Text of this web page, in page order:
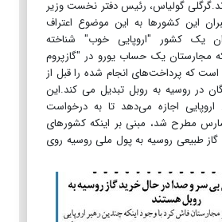
گولیاس، رئیس دفتر نخست وزیر
این کشورها به این موضوع اعتراف
یک کشور "اروپایی خوب" شناخته
مجارستان یک حساب یورو در "گازپروم
است که پرداخت‌های انجام شده را قبل از
در روسیه به روبل تبدیل می کند.این
اروپایی اجازه می‌دهد تا به درخواست
مطرح شد، مبنی بر اینکه کشورهای
طبیعی روسیه به پول ملی روسیه روی